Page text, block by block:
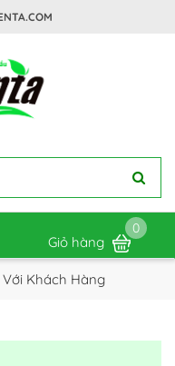
Giỏ hàng
0
Với Khách Hàng